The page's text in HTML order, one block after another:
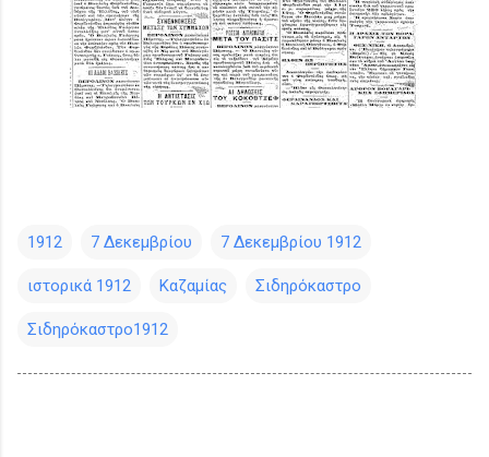
1912 7 Δεκεμβρίου 7 Δεκεμβρίου 1912
ιστορικά 1912 Καζαμίας Σιδηρόκαστρο
Σιδηρόκαστρο1912